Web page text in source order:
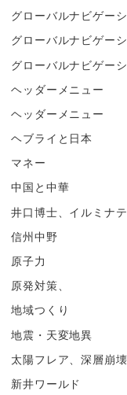
グローバルナビゲー
グローバルナビゲー
グローバルナビゲー
ヘッダーメニュー
ヘッダーメニュー
ヘブライと日本
マネー
中国と中華
井口博士、イルミナ
信州中野
原子力
原発対策、
地域つくり
地震・天変地異
太陽フレア、深層崩壊
新井ワールド